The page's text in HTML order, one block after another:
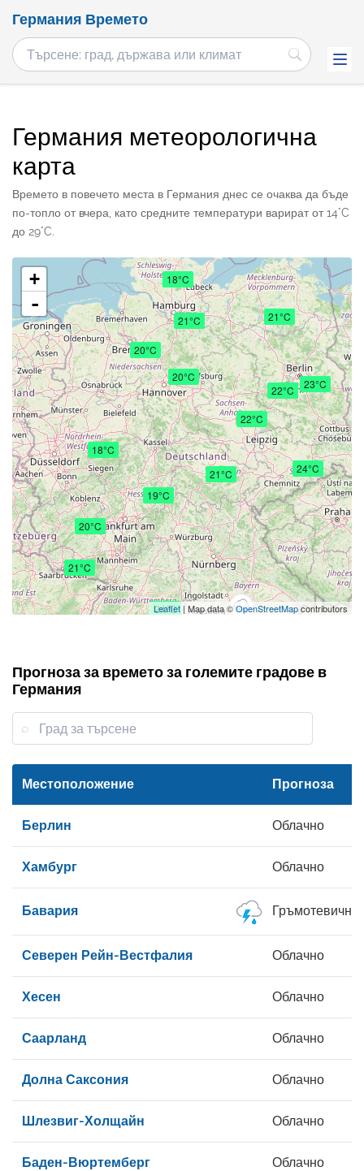
Германия Времето
Германия метеорологична
карта
Времето в повечето места в Германия днес се очаква да бъде
по-топло от вчера, като средните температури варират от 14°C
до 29°C.
23°C
21°C
18°C
19°C
21°C
20°C
18°C
24°C
24°C
21°C
20°C
20°C
22°C
22°C
21°C
+
-
Leaflet| Map data ©OpenStreetMapcontributors
Прогноза за времето за големите градове в
Германия
Местоположение Прогноза
Берлин Облачно
Хамбург Облачно
Бавария
Северен Рейн-Вестфалия Облачно
Хесен Облачно
Саарланд Облачно
Долна Саксония Облачно
Шлезвиг-Холщайн Облачно
Баден-Вюртемберг Облачно